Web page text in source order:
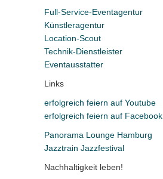
Full-Service-Eventagentur
Künstleragentur
Location-Scout
Technik-Dienstleister
Eventausstatter
Links
erfolgreich feiern auf Youtube
erfolgreich feiern auf Facebook
Panorama Lounge Hamburg
Jazztrain Jazzfestival
Nachhaltigkeit leben!